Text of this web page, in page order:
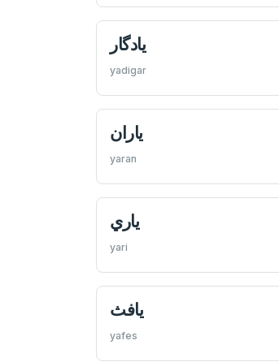
يادگار
yadigar
ياران
yaran
ياري
yari
يافث
yafes